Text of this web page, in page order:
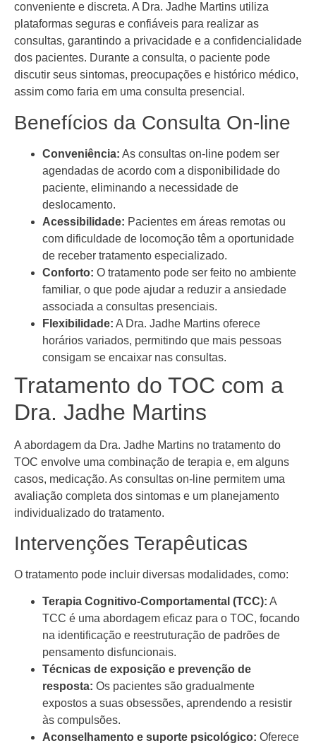
conveniente e discreta. A Dra. Jadhe Martins utiliza
plataformas seguras e confiáveis para realizar as
consultas, garantindo a privacidade e a confidencialidade
dos pacientes. Durante a consulta, o paciente pode
discutir seus sintomas, preocupações e histórico médico,
assim como faria em uma consulta presencial.
Benefícios da Consulta On-line
Conveniência: As consultas on-line podem ser
agendadas de acordo com a disponibilidade do
paciente, eliminando a necessidade de
deslocamento.
Acessibilidade: Pacientes em áreas remotas ou
com dificuldade de locomoção têm a oportunidade
de receber tratamento especializado.
Conforto: O tratamento pode ser feito no ambiente
familiar, o que pode ajudar a reduzir a ansiedade
associada a consultas presenciais.
Flexibilidade: A Dra. Jadhe Martins oferece
horários variados, permitindo que mais pessoas
consigam se encaixar nas consultas.
Tratamento do TOC com a
Dra. Jadhe Martins
A abordagem da Dra. Jadhe Martins no tratamento do
TOC envolve uma combinação de terapia e, em alguns
casos, medicação. As consultas on-line permitem uma
avaliação completa dos sintomas e um planejamento
individualizado do tratamento.
Intervenções Terapêuticas
O tratamento pode incluir diversas modalidades, como:
Terapia Cognitivo-Comportamental (TCC): A
TCC é uma abordagem eficaz para o TOC, focando
na identificação e reestruturação de padrões de
pensamento disfuncionais.
Técnicas de exposição e prevenção de
resposta: Os pacientes são gradualmente
expostos a suas obsessões, aprendendo a resistir
às compulsões.
Aconselhamento e suporte psicológico: Oferece